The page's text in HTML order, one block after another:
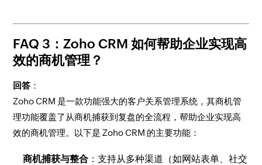
FAQ 3：Zoho CRM 如何帮助企业实现高
效的商机管理？
回答 ：
Zoho CRM 是一款功能强大的客户关系管理系统，其商机管
理功能覆盖了从商机捕获到复盘的全流程，帮助企业实现高
效的商机管理。以下是 Zoho CRM 的主要功能：
商机捕获与整合 ：支持从多种渠道（如网站表单、社交